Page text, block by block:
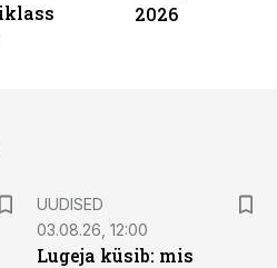
2026
UUDISED
03.08.26, 12:00
Lugeja küsib: mis